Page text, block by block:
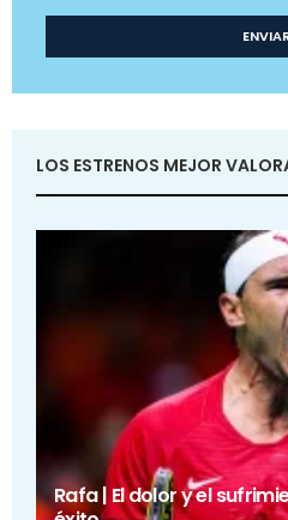
LOS ESTRENOS MEJOR
Rafa | El dolor y el